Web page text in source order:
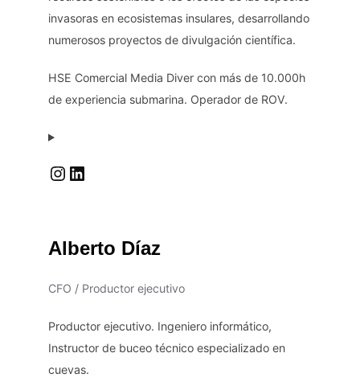
invasoras en ecosistemas insulares, desarrollando
numerosos proyectos de divulgación científica.
HSE Comercial Media Diver con más de 10.000h
de experiencia submarina. Operador de ROV.
Instagram LinkedIn
Alberto Díaz
CFO / Productor ejecutivo
Productor ejecutivo. Ingeniero informático,
Instructor de buceo técnico especializado en
cuevas.